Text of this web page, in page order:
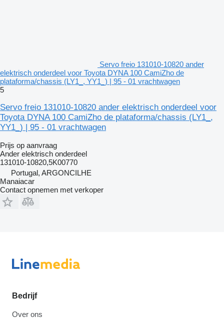
Servo freio 131010-10820 ander
elektrisch onderdeel voor Toyota DYNA 100 CamiZho de
plataforma/chassis (LY1_, YY1_) | 95 - 01 vrachtwagen
5
Servo freio 131010-10820 ander elektrisch onderdeel voor
Toyota DYNA 100 CamiZho de plataforma/chassis (LY1_,
YY1_) | 95 - 01 vrachtwagen
Prijs op aanvraag
Ander elektrisch onderdeel
131010-10820,5K00770
Portugal, ARGONCILHE
Manaiacar
Contact opnemen met verkoper
Bedrijf
Over ons